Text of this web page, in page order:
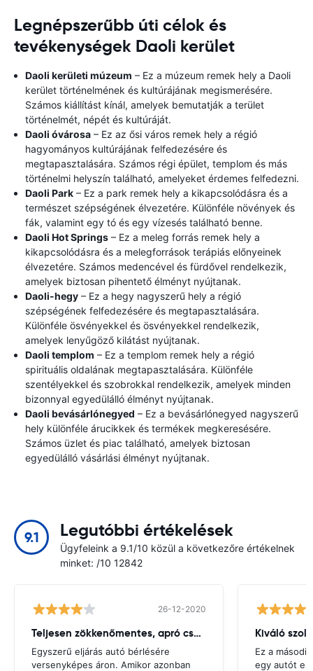
Legnépszerűbb úti célok és
tevékenységek Daoli kerület
Daoli kerületi múzeum – Ez a múzeum remek hely a Daoli
kerület történelmének és kultúrájának megismerésére.
Számos kiállítást kínál, amelyek bemutatják a terület
történelmét, népét és kultúráját.
Daoli óvárosa – Ez az ősi város remek hely a régió
hagyományos kultúrájának felfedezésére és
megtapasztalására. Számos régi épület, templom és más
történelmi helyszín található, amelyeket érdemes felfedezni.
Daoli Park – Ez a park remek hely a kikapcsolódásra és a
természet szépségének élvezetére. Különféle növények és
fák, valamint egy tó és egy vízesés található benne.
Daoli Hot Springs – Ez a meleg forrás remek hely a
kikapcsolódásra és a melegforrások terápiás előnyeinek
élvezetére. Számos medencével és fürdővel rendelkezik,
amelyek biztosan pihentető élményt nyújtanak.
Daoli-hegy – Ez a hegy nagyszerű hely a régió
szépségének felfedezésére és megtapasztalására.
Különféle ösvényekkel és ösvényekkel rendelkezik,
amelyek lenyűgöző kilátást nyújtanak.
Daoli templom – Ez a templom remek hely a régió
spirituális oldalának megtapasztalására. Különféle
szentélyekkel és szobrokkal rendelkezik, amelyek minden
bizonnyal egyedülálló élményt nyújtanak.
Daoli bevásárlónegyed – Ez a bevásárlónegyed nagyszerű
hely különféle árucikkek és termékek megkeresésére.
Számos üzlet és piac található, amelyek biztosan
egyedülálló vásárlási élményt nyújtanak.
9.1 Legutóbbi értékelések
Ügyfeleink a 9.1/10 közül a következőre értékelnek
minket: /10 12842
26-12-2020
Teljesen zökkenőmentes, apró csuklás
Egyszerű eljárás autó bérlésére
versenyképes áron. Amikor azonban
Kiváló
Ez a
egy autót